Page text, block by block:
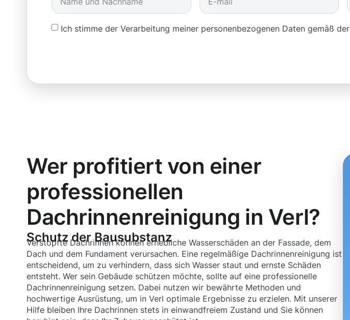
Ich stimme der Verarbeitung meiner personenbezogenen Daten gemäß der
Wer profitiert von einer
professionellen
Dachrinnenreinigung in Verl?
Schutz der Bausubstanz
Verstopfte Dachrinnen können erhebliche Wasserschäden an der Fassade, dem
Dach und dem Fundament verursachen. Eine regelmäßige Dachrinnenreinigung ist
entscheidend, um zu verhindern, dass sich Wasser staut und ernste Schäden
entsteht. Wer sein Gebäude schützen möchte, sollte auf eine professionelle
Dachrinnenreinigung setzen. Dabei nutzen wir bewährte Methoden und
hochwertige Ausrüstung, um in Verl optimale Ergebnisse zu erzielen. Mit unserer
Hilfe bleiben Ihre Dachrinnen stets in einwandfreiem Zustand und Sie können